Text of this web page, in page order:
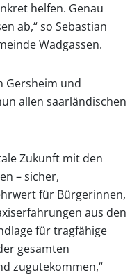
helfen. Genau
ab,“ so Sebastian
Wadgassen.
Gersheim und
allen saarländischen
Zukunft mit den
– sicher,
für Bürgerinnen,
aus den
für tragfähige
gesamten
zugutekommen,“